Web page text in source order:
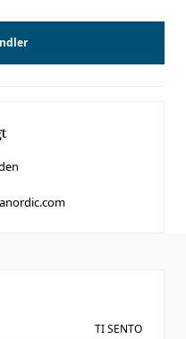
TI SENTO